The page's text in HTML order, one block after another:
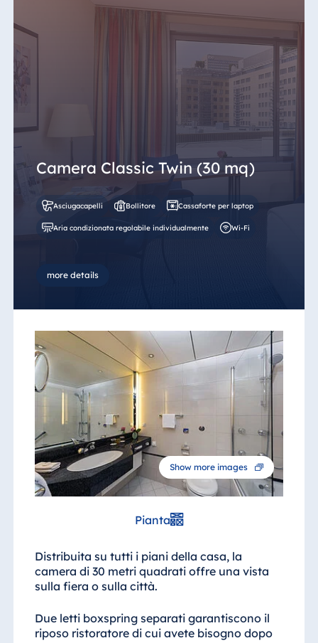
Camera Classic Twin (30 mq)
Asciugacapelli Bollitore Cassaforte per laptop
Aria condizionata regolabile individualmente Wi-Fi
more details
Show more images
Pianta
Distribuita su tutti i piani della casa, la
camera di 30 metri quadrati offre una vista
sulla fiera o sulla città.
Due letti boxspring separati garantiscono il
riposo ristoratore di cui avete bisogno dopo